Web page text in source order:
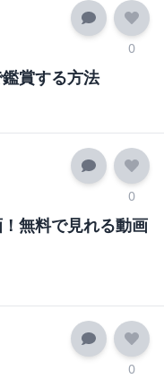
0
賞する方法
0
無料で見れる動画
0